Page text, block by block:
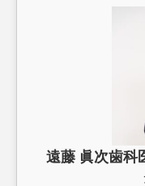
遠藤 眞次歯科